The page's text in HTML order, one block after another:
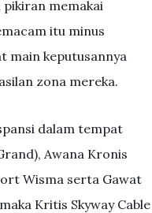
pikiran memakai
itu minus
main keputusannya
zona mereka.
dalam tempat
Awana Kronis
Wisma serta Gawat
Kritis Skyway Cable